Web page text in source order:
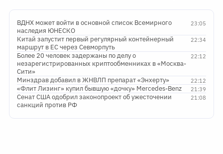
23:05
ВДНХ может войти в основной список Всемирного
наследия ЮНЕСКО
22:34
Китай запустит первый регулярный контейнерный
маршрут в ЕС через Севморпуть
22:12
Более 20 человек задержаны по делу о
незарегистрированных криптообменниках в «Москва-
Сити»
22:12
Минздрав добавил в ЖНВЛП препарат «Энхерту»
21:39
«Флит Лизинг» купил бывшую «дочку» Mercedes-Benz
21:08
Сенат США одобрил законопроект об ужесточении
санкций против РФ